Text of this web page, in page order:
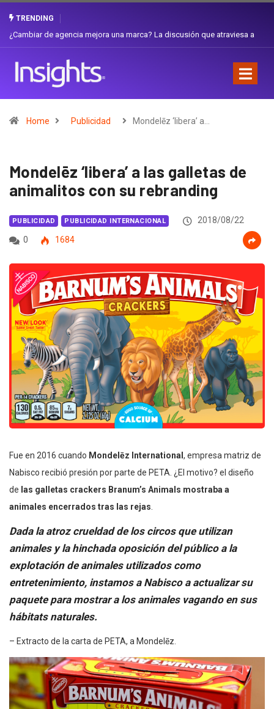
TRENDING
Gabriela Herrera y el arte de cambiarse el sombrero en Corporación
Home Publicidad Mondelēz ‘libera’ a…
Mondelēz ‘libera’ a las galletas de
animalitos con su rebranding
PUBLICIDAD PUBLICIDAD INTERNACIONAL
2018/08/22
0
1684
Fue en 2016 cuando Mondelēz International , empresa matriz de
Nabisco recibió presión por parte de PETA. ¿El motivo? el diseño
de las galletas crackers Branum’s Animals mostraba a
animales encerrados tras las rejas
Dada la atroz crueldad de los circos que utilizan
animales y la hinchada oposición del público a la
explotación de animales utilizados como
entretenimiento, instamos a Nabisco a actualizar su
paquete para mostrar a los animales vagando en sus
hábitats naturales.
– Extracto de la carta de PETA, a Mondelēz.